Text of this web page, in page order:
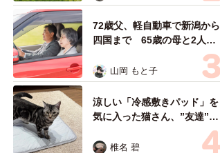
72歳父、軽自動車で新潟から
四国まで 65歳の母と2人で
3泊4日の旅 パーキングの休
憩まで分刻み… 「大学生で
も組まねえよ！」
山岡 もと子
涼しい「冷感敷きパッド」を
気に入った猫さん、”友達”を
ヨイショヨイショとご招待、
毛づくろいでおもてなし
椎名 碧